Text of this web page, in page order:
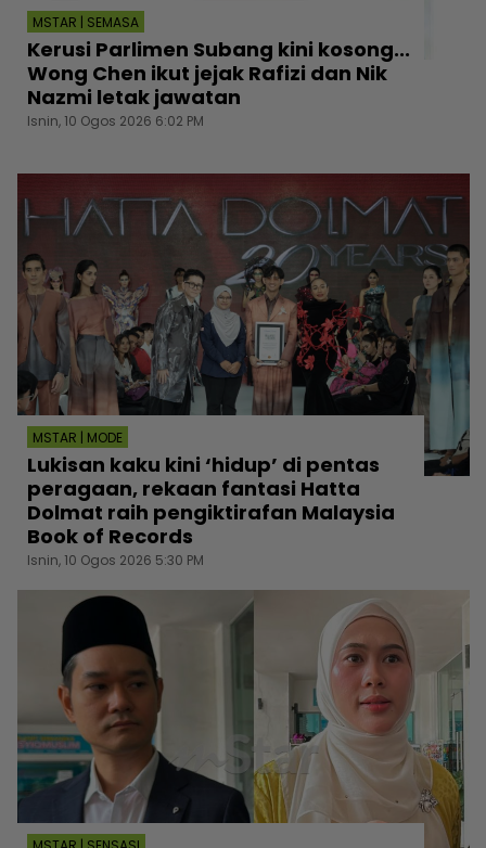
MSTAR | SEMASA
Kerusi Parlimen Subang kini kosong...
Wong Chen ikut jejak Rafizi dan Nik
Nazmi letak jawatan
Isnin, 10 Ogos 2026 6:02 PM
MSTAR | MODE
Lukisan kaku kini ‘hidup’ di pentas
peragaan, rekaan fantasi Hatta
Dolmat raih pengiktirafan Malaysia
Book of Records
Isnin, 10 Ogos 2026 5:30 PM